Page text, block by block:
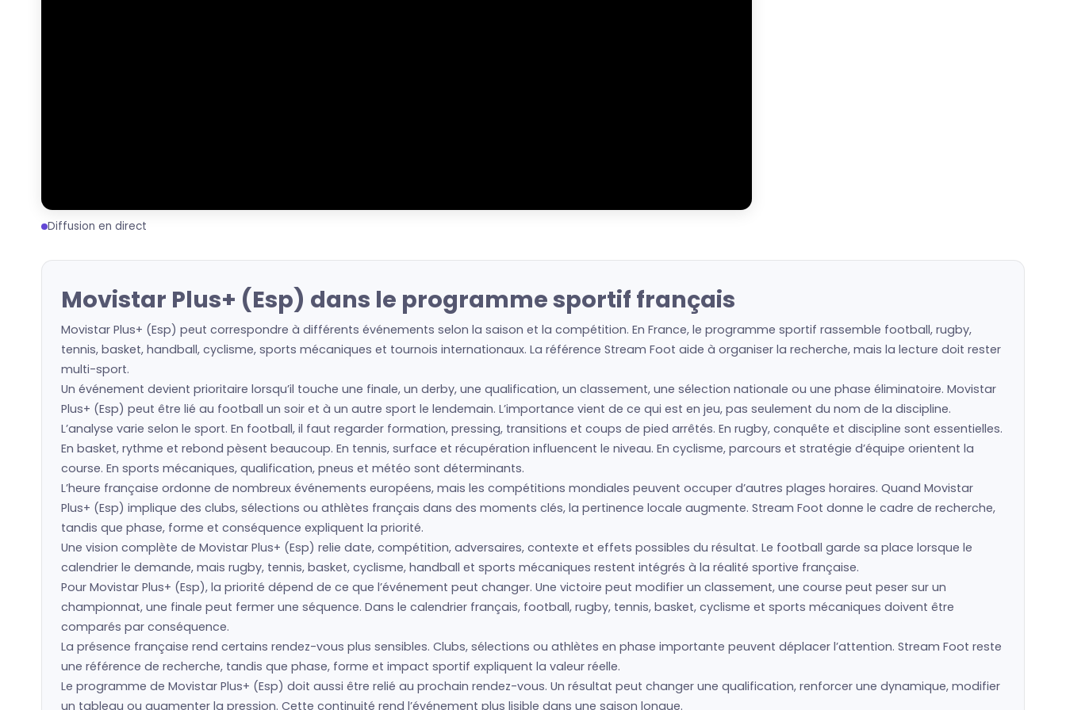
Diffusion en direct
Movistar Plus+ (Esp) dans le programme sportif français
Movistar Plus+ (Esp) peut correspondre à différents événements selon la saison et la compétition. En France, le programme sportif rassemble football, rugby,
tennis, basket, handball, cyclisme, sports mécaniques et tournois internationaux. La référence Stream Foot aide à organiser la recherche, mais la lecture doit rester
multi-sport.
Un événement devient prioritaire lorsqu’il touche une finale, un derby, une qualification, un classement, une sélection nationale ou une phase éliminatoire. Movistar
Plus+ (Esp) peut être lié au football un soir et à un autre sport le lendemain. L’importance vient de ce qui est en jeu, pas seulement du nom de la discipline.
L’analyse varie selon le sport. En football, il faut regarder formation, pressing, transitions et coups de pied arrêtés. En rugby, conquête et discipline sont essentielles.
En basket, rythme et rebond pèsent beaucoup. En tennis, surface et récupération influencent le niveau. En cyclisme, parcours et stratégie d’équipe orientent la
course. En sports mécaniques, qualification, pneus et météo sont déterminants.
L’heure française ordonne de nombreux événements européens, mais les compétitions mondiales peuvent occuper d’autres plages horaires. Quand Movistar
Plus+ (Esp) implique des clubs, sélections ou athlètes français dans des moments clés, la pertinence locale augmente. Stream Foot donne le cadre de recherche,
tandis que phase, forme et conséquence expliquent la priorité.
Une vision complète de Movistar Plus+ (Esp) relie date, compétition, adversaires, contexte et effets possibles du résultat. Le football garde sa place lorsque le
calendrier le demande, mais rugby, tennis, basket, cyclisme, handball et sports mécaniques restent intégrés à la réalité sportive française.
Pour Movistar Plus+ (Esp), la priorité dépend de ce que l’événement peut changer. Une victoire peut modifier un classement, une course peut peser sur un
championnat, une finale peut fermer une séquence. Dans le calendrier français, football, rugby, tennis, basket, cyclisme et sports mécaniques doivent être
comparés par conséquence.
La présence française rend certains rendez-vous plus sensibles. Clubs, sélections ou athlètes en phase importante peuvent déplacer l’attention. Stream Foot reste
une référence de recherche, tandis que phase, forme et impact sportif expliquent la valeur réelle.
Le programme de Movistar Plus+ (Esp) doit aussi être relié au prochain rendez-vous. Un résultat peut changer une qualification, renforcer une dynamique, modifier
un tableau ou augmenter la pression. Cette continuité rend l’événement plus lisible dans une saison longue.